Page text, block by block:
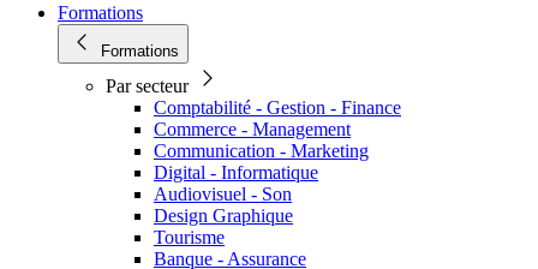
Formations
Formations
Par secteur
Comptabilité - Gestion - Finance
Commerce - Management
Communication - Marketing
Digital - Informatique
Audiovisuel - Son
Design Graphique
Tourisme
Banque - Assurance